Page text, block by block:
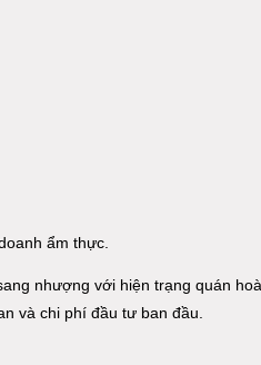
ẩm thực.
nhượng với hiện trạng quán
và chi phí đầu tư ban đầu.